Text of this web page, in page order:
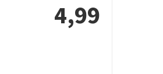
4,99